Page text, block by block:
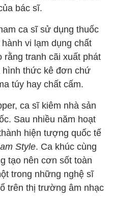
bác sĩ.
ca sĩ sử dụng thuốc
vi lạm dụng chất
tranh cãi xuất phát
hình thức kê đơn chứ
túy hay chất cấm.
ca sĩ kiêm nhà sản
Sau nhiều năm hoạt
hiện tượng quốc tế
Style. Ca khúc cùng
tạo nên cơn sốt toàn
trong những nghệ sĩ
trên thị trường âm nhạc